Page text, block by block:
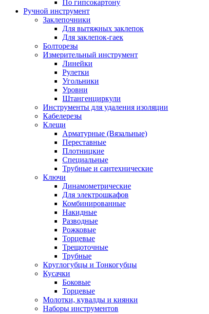
По гипсокартону
Ручной инструмент
Заклепочники
Для вытяжных заклепок
Для заклепок-гаек
Болторезы
Измерительный инструмент
Линейки
Рулетки
Угольники
Уровни
Штангенциркули
Инструменты для удаления изоляции
Кабелерезы
Клещи
Арматурные (Вязальные)
Переставные
Плотницкие
Специальные
Трубные и сантехнические
Ключи
Динамометрические
Для электрошкафов
Комбинированные
Накидные
Разводные
Рожковые
Торцевые
Трещоточные
Трубные
Круглогубцы и Тонкогубцы
Кусачки
Боковые
Торцевые
Молотки, кувалды и киянки
Наборы инструментов